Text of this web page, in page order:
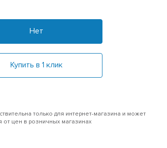
Нет
Купить в 1 клик
только для интернет-магазина и может
от цен в розничных магазинах